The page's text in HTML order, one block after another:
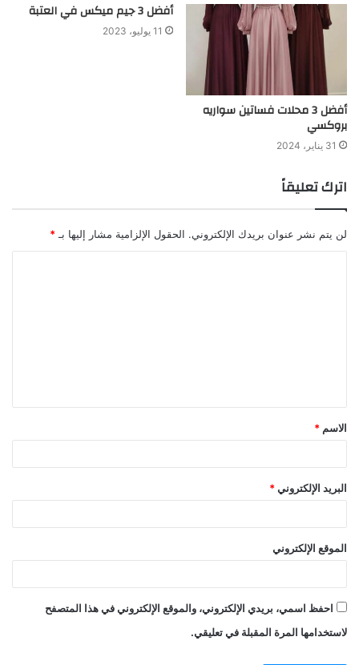
أفضل 3 محلات فساتين سواريه
بروكسي
31 يناير، 2024
أفضل 3 جيم ميكس في العتبة
11 يوليو، 2023
اترك تعليقاً
لن يتم نشر عنوان بريدك الإلكتروني. الحقول الإلزامية مشار إليها بـ *
الاسم *
البريد الإلكتروني *
الموقع الإلكتروني
احفظ اسمي، بريدي الإلكتروني، والموقع الإلكتروني في هذا المتصفح
لاستخدامها المرة المقبلة في تعليقي.